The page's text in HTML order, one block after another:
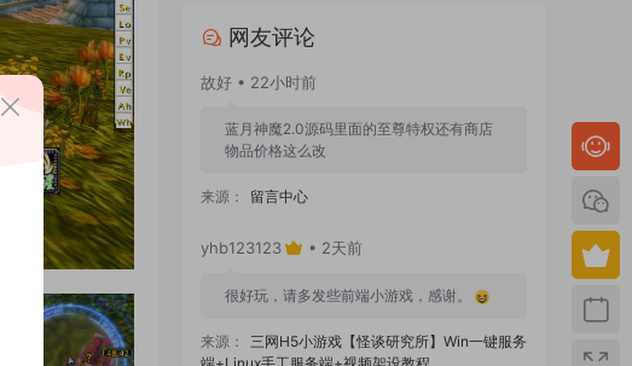
网友评论
故好 • 22小时前
蓝月神魔2.0源码里面的至尊特权还有商店
物品价格这么改
来源： 留言中心
yhb123123 • 2天前
很好玩，请多发些前端小游戏，感谢。
来源：
三网H5小游戏【怪谈研究所】Win一键服务